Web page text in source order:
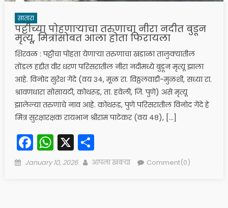
सातारा
पट्टीच्या पोहणाऱ्याचा तरुणाचा नीरा नदीत बुडून
मृत्यू, मित्रांसोबत आला होता फिरायला
शिरवळ : पट्टीचा पोहता येणाऱ्या तरुणाचा खंडाळा तालुक्यातील
तोंडल हद्दीत वीर धरण परिसरातील नीरा नदीमध्ये बुडून मृत्यू झाला
आहे. विनोद सुरेश गेंदे (वय ३४, मूळ रा. विठ्ठलवाडी-मुळशी, सध्या रा.
श्रावणधारा सोसायटी, कोथरूड, ता. हवेली, जि. पुणे) असे मृत्यू
झालेल्या तरुणाचे नाव आहे. कोथरूड, पुणे परिसरातील विनोद गेंदे हे
मित्र सुरक्षारक्षक रायभान श्रीराम पाटेकर (वय ४८), […]
Facebook
WhatsApp
X Share
Posted
January 10, 2026 Author
आपला खबऱ्या Comment(0)